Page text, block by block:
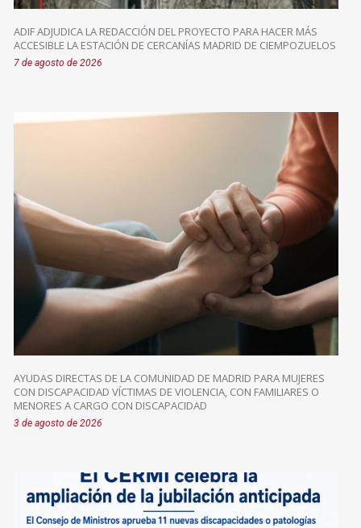
ADIF ADJUDICA LA REDACCIÓN DEL PROYECTO PARA HACER MÁS
ACCESIBLE LA ESTACIÓN DE CERCANÍAS MADRID DE CIEMPOZUELOS
7 de agosto de 2026
AYUDAS DIRECTAS DE LA COMUNIDAD DE MADRID PARA MUJERES
CON DISCAPACIDAD VÍCTIMAS DE VIOLENCIA, CON FAMILIARES O
MENORES A CARGO CON DISCAPACIDAD
3 de agosto de 2026